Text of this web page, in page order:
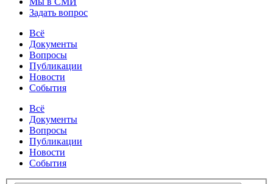
Задать вопрос
Всё
Документы
Вопросы
Публикации
Новости
События
Всё
Документы
Вопросы
Публикации
Новости
События